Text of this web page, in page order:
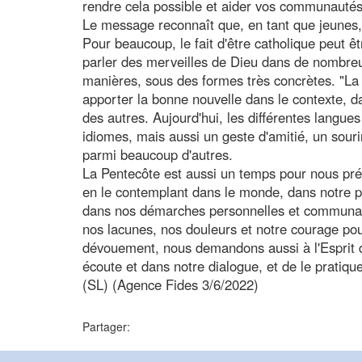
rendre cela possible et aider vos
Le message reconnaît que, en tant que
Pour beaucoup, le fait d'être catholique peut
parler des merveilles de Dieu dans de
manières, sous des formes très concrètes.
apporter la bonne nouvelle dans le contexte,
des autres. Aujourd'hui, les différentes
idiomes, mais aussi un geste d'amitié, un
parmi beaucoup d'autres.
La Pentecôte est aussi un temps pour nous
en le contemplant dans le monde, dans notre
dans nos démarches personnelles et
nos lacunes, nos douleurs et notre courage
dévouement, nous demandons aussi à
écoute et dans notre dialogue, et de le
(SL) (Agence Fides 3/6/2022)
Partager: